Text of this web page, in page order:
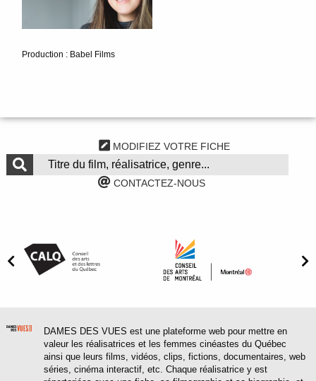
Production : Babel Films
MODIFIEZ VOTRE FICHE
CONTACTEZ-NOUS
DAMES DES VUES est une plateforme web pour mettre en
valeur les réalisatrices et les femmes cinéastes du Québec
ainsi que leurs films, vidéos, clips, fictions, documentaires, web
séries, cinéma interactif, etc. Chaque réalisatrice y est